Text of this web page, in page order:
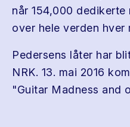
når 154,000
over hele verden hver
Pedersens låter har
NRK. 13. mai 2016
"Guitar Madness and